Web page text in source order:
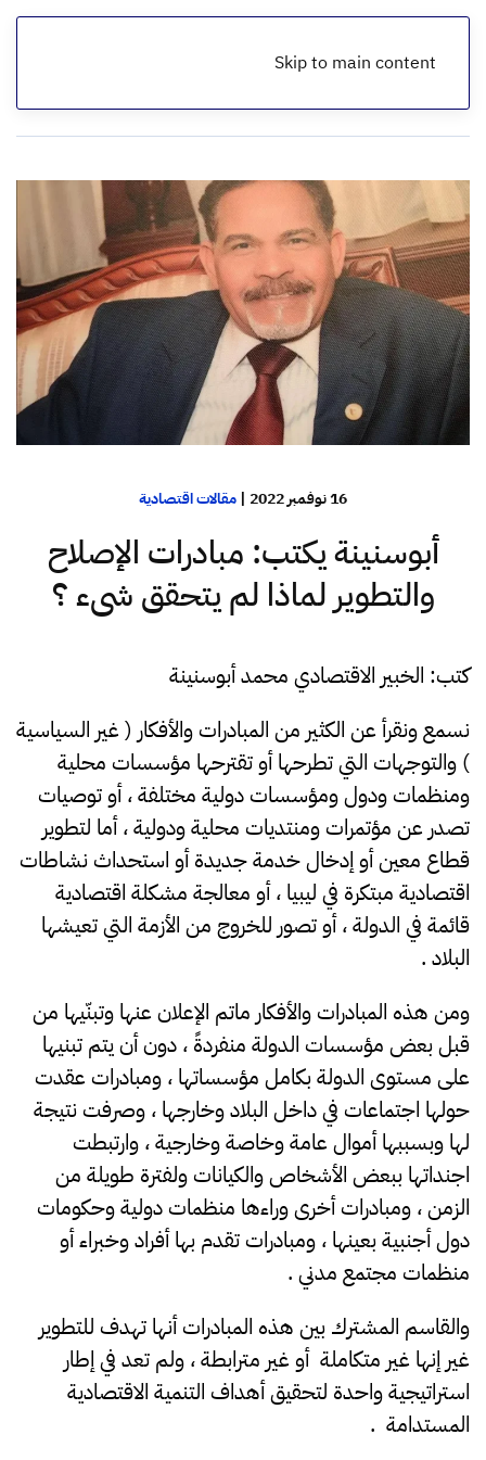
Skip to main content
الرئيسية
16 نوفمبر 2022 | مقالات اقتصادية
أبوسنينة يكتب: مبادرات الإصلاح
والتطوير لماذا لم يتحقق شىء ؟
كتب: الخبير الاقتصادي محمد أبوسنينة
نسمع ونقرأ عن الكثير من المبادرات والأفكار ( غير السياسية
) والتوجهات التي تطرحها أو تقترحها مؤسسات محلية
ومنظمات ودول ومؤسسات دولية مختلفة ، أو توصيات
تصدر عن مؤتمرات ومنتديات محلية ودولية ، أما لتطوير
قطاع معين أو إدخال خدمة جديدة أو استحداث نشاطات
اقتصادية مبتكرة في ليبيا ، أو معالجة مشكلة اقتصادية
قائمة في الدولة ، أو تصور للخروج من الأزمة التي تعيشها
البلاد .
ومن هذه المبادرات والأفكار ماتم الإعلان عنها وتبنّيها من
قبل بعض مؤسسات الدولة منفردةً ، دون أن يتم تبنيها
على مستوى الدولة بكامل مؤسساتها ، ومبادرات عقدت
حولها اجتماعات في داخل البلاد وخارجها ، وصرفت نتيجة
لها وبسببها أموال عامة وخاصة وخارجية ، وارتبطت
اجنداتها ببعض الأشخاص والكيانات ولفترة طويلة من
الزمن ، ومبادرات أخرى وراءها منظمات دولية وحكومات
دول أجنبية بعينها ، ومبادرات تقدم بها أفراد وخبراء أو
منظمات مجتمع مدني .
والقاسم المشترك بين هذه المبادرات أنها تهدف للتطوير
غير إنها غير متكاملة أو غير مترابطة ، ولم تعد في إطار
استراتيجية واحدة لتحقيق أهداف التنمية الاقتصادية
المستدامة .